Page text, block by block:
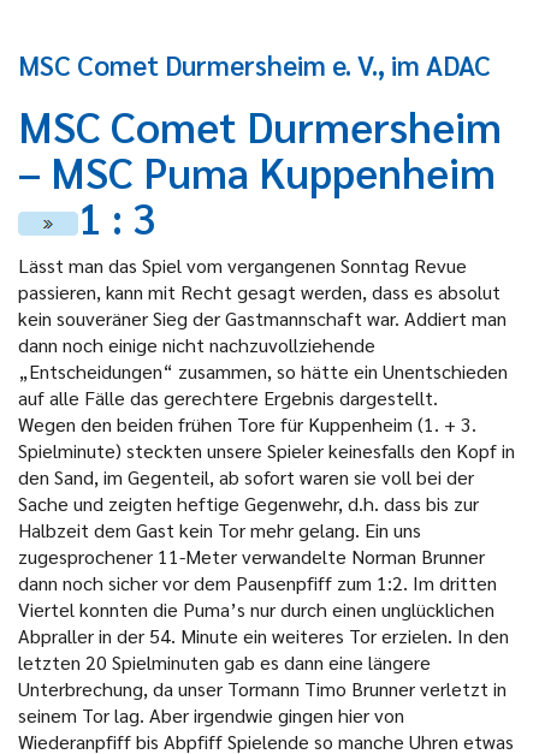
MSC Comet Durmersheim e. V., im ADAC
MSC Comet Durmersheim
– MSC Puma Kuppenheim
1 : 3
Lässt man das Spiel vom vergangenen Sonntag Revue
passieren, kann mit Recht gesagt werden, dass es absolut
kein souveräner Sieg der Gastmannschaft war. Addiert man
dann noch einige nicht nachzuvollziehende
„Entscheidungen“ zusammen, so hätte ein Unentschieden
auf alle Fälle das gerechtere Ergebnis dargestellt.
Wegen den beiden frühen Tore für Kuppenheim (1. + 3.
Spielminute) steckten unsere Spieler keinesfalls den Kopf in
den Sand, im Gegenteil, ab sofort waren sie voll bei der
Sache und zeigten heftige Gegenwehr, d.h. dass bis zur
Halbzeit dem Gast kein Tor mehr gelang. Ein uns
zugesprochener 11-Meter verwandelte Norman Brunner
dann noch sicher vor dem Pausenpfiff zum 1:2. Im dritten
Viertel konnten die Puma’s nur durch einen unglücklichen
Abpraller in der 54. Minute ein weiteres Tor erzielen. In den
letzten 20 Spielminuten gab es dann eine längere
Unterbrechung, da unser Tormann Timo Brunner verletzt in
seinem Tor lag. Aber irgendwie gingen hier von
Wiederanpfiff bis Abpfiff Spielende so manche Uhren etwas